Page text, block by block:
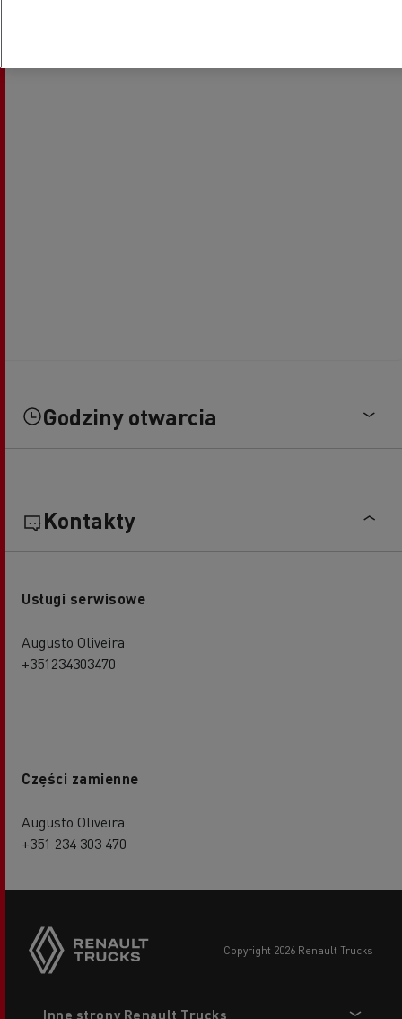
Godziny otwarcia
Kontakty
Usługi serwisowe
Augusto Oliveira
+351234303470
Części zamienne
Augusto Oliveira
+351 234 303 470
copyright 2026 Renault Trucks
Inne strony Renault Trucks